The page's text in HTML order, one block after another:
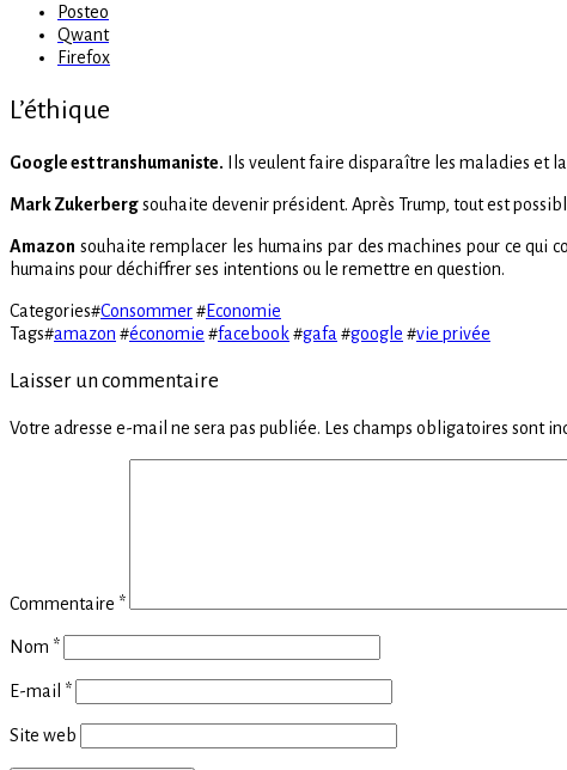
Posteo
Qwant
Firefox
L’éthique
Google est transhumaniste. Ils veulent faire disparaître les maladies et
Mark Zukerbergsouhaite devenir président. Après Trump, tout est
Amazon souhaite remplacer les humains par des machines pour ce qui
humains pour déchiffrer ses intentions ou le remettre en question.
Categories#Consommer#Economie
Tags#amazon #économie #facebook#gafa #google #vie privée
Laisser un commentaire
Votre adresse e-mail ne sera pas publiée. Les champs obligatoires sont
Commentaire *
Nom *
E-mail *
Site web